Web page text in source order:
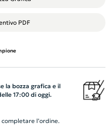
PDF
la bozza grafica e il
17:00 di oggi.
l’ordine.